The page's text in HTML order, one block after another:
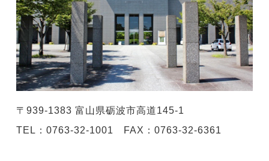
〒939-1383 富山県砺波市高道145-1
TEL：0763-32-1001 FAX：0763-32-6361